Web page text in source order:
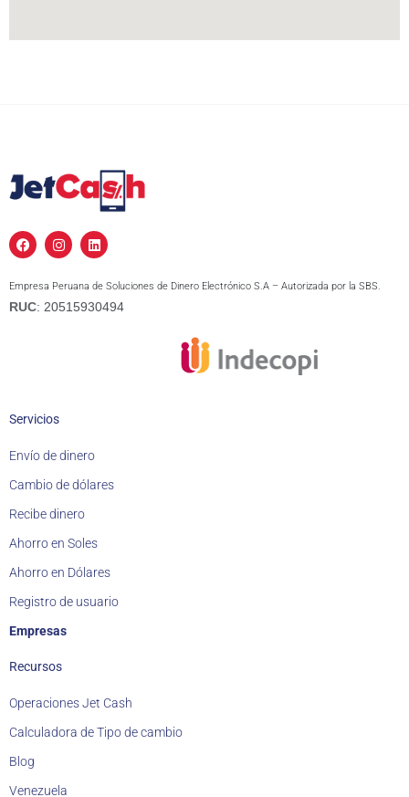
F
a
b
o
I
n
t
a
g
L
i
k
e
d
Empresa Peruana de Soluciones de Dinero Electrónico S.A – Autorizada por la SBS.
RUC: 20515930494
Servicios
Envío de dinero
Cambio de dólares
Recibe dinero
Ahorro en Soles
Ahorro en Dólares
Registro de usuario
Empresas
Recursos
Operaciones Jet Cash
Calculadora de Tipo de cambio
Blog
Venezuela